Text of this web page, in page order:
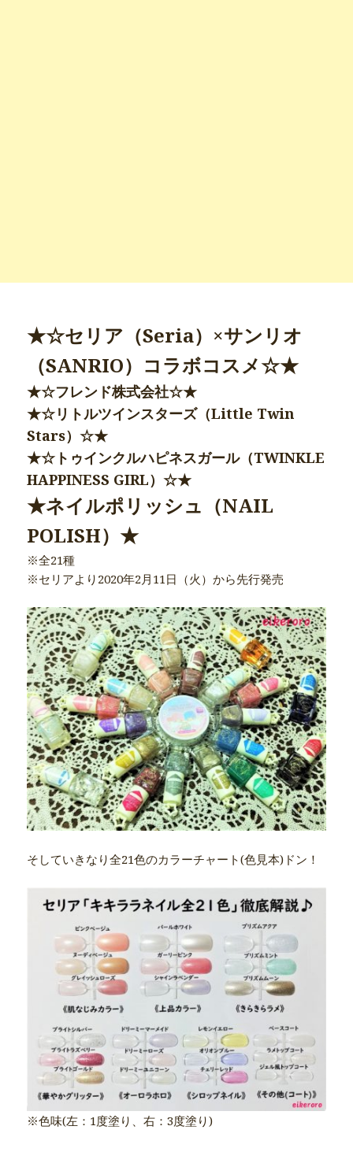
★☆セリア（Seria）×サンリオ
（SANRIO）コラボコスメ☆★
★☆フレンド株式会社☆★
★☆リトルツインスターズ（Little Twin
Stars）☆★
★☆トゥインクルハピネスガール（TWINKLE
HAPPINESS GIRL）☆★
★ネイルポリッシュ（NAIL
POLISH）★
※全21種
※セリアより2020年2月11日（火）から先行発売
そしていきなり全21色のカラーチャート(色見本)ドン！
※色味(左：1度塗り、右：3度塗り)